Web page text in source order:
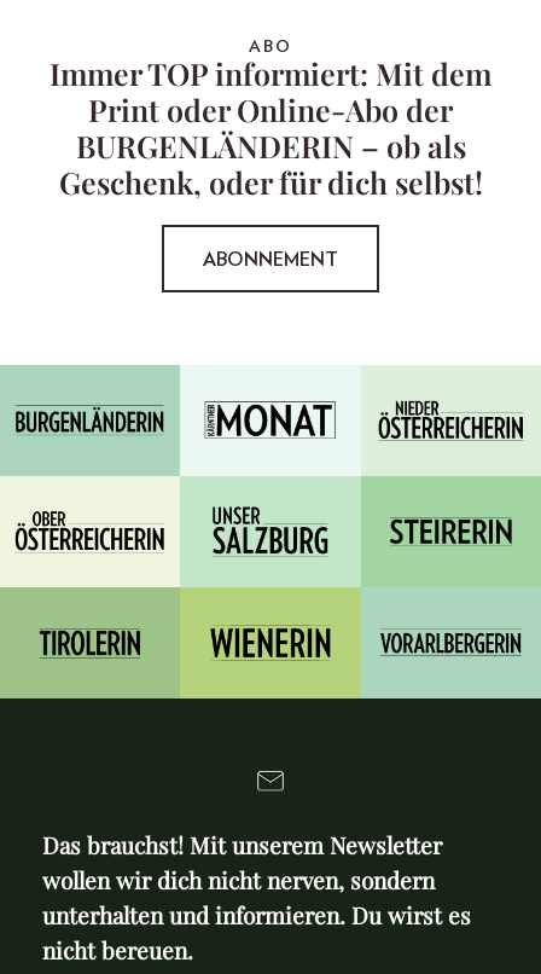
ABO
Immer TOP informiert: Mit dem
Print oder Online-Abo der
BURGENLÄNDERIN – ob als
Geschenk, oder für dich selbst!
ABONNEMENT
Das brauchst! Mit unserem Newsletter
wollen wir dich nicht nerven, sondern
unterhalten und informieren. Du wirst es
nicht bereuen.